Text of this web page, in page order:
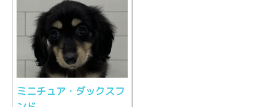
ミニチュア・ダックスフ